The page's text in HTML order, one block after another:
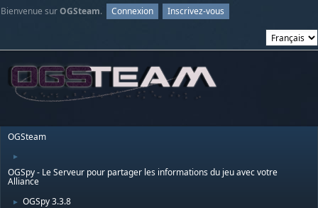
Bienvenue surOGSteam. Connexion Inscrivez-vous
OGSteam
►
OGSpy - Le Serveur pour partager les informations du jeu avec votre
Alliance
► OGSpy 3.3.8